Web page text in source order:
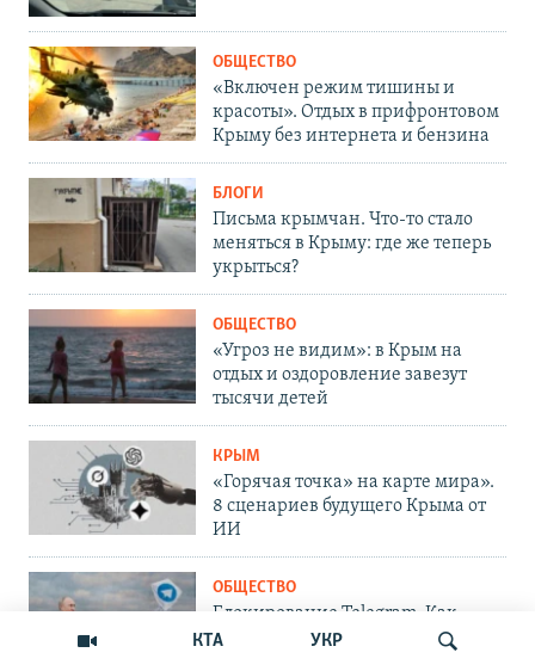
КТА УКР
ОБЩЕСТВО
«Включен режим тишины и
красоты». Отдых в прифронтовом
Крыму без интернета и бензина
БЛОГИ
Письма крымчан. Что-то стало
меняться в Крыму: где же теперь
укрыться?
ОБЩЕСТВО
«Угроз не видим»: в Крым на
отдых и оздоровление завезут
тысячи детей
КРЫМ
«Горячая точка» на карте мира».
8 сценариев будущего Крыма от
ИИ
ОБЩЕСТВО
Блокирование Telegram. Как
решить проблему крымчанам